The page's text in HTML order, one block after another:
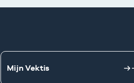
Mijn Vektis